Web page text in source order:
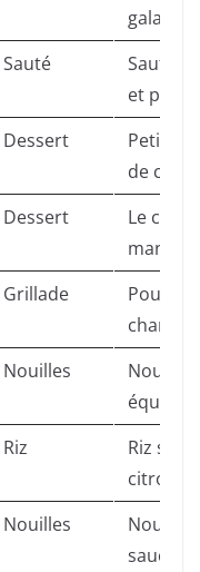
Sauté
Sauté
et
Dessert
Petites
de
Dessert
Le
Grillade
Poulet
Nouilles
Riz
Riz
citron
Nouilles
Nouilles
sauce